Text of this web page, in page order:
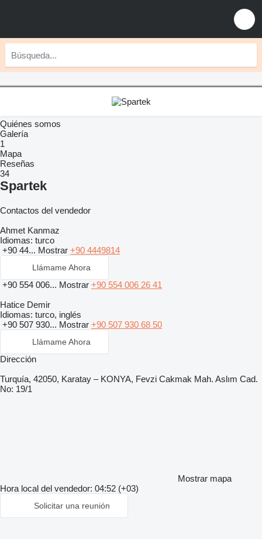
Quiénes somos
Galería
1
Mapa
Reseñas
34
Spartek
Contactos del vendedor
Ahmet Kanmaz
Idiomas: turco
+90 44... Mostrar +90 4449814
Llámame Ahora
+90 554 006... Mostrar +90 554 006 26 41
Hatice Demir
Idiomas: turco, inglés
+90 507 930... Mostrar +90 507 930 68 50
Llámame Ahora
Dirección
Turquía, 42050, Karatay – KONYA, Fevzi Cakmak Mah. Aslım Cad.
No: 19/1
Mostrar mapa
Hora local del vendedor: 04:52 (+03)
Solicitar una reunión